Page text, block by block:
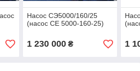
Насос СЭ5000/160/25
(насос СЕ 5000-160-25)
1 230 000₴ 1